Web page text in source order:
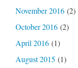
November 2016(2)
October 2016(2)
April 2016(1)
August 2015 (1)